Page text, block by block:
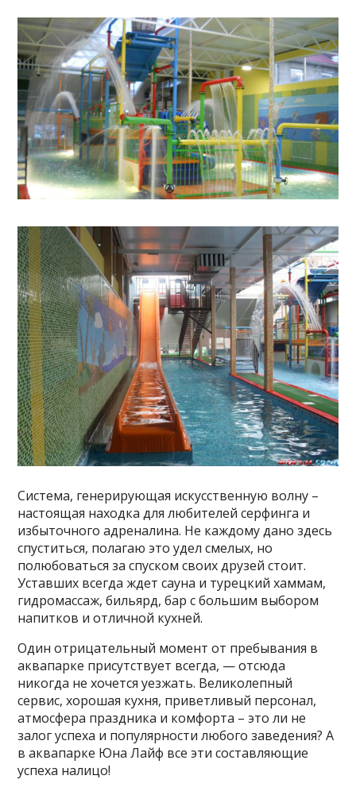
Система, генерирующая искусственную волну –
настоящая находка для любителей серфинга и
избыточного адреналина. Не каждому дано здесь
спуститься, полагаю это удел смелых, но
полюбоваться за спуском своих друзей стоит.
Уставших всегда ждет сауна и турецкий хаммам,
гидромассаж, бильярд, бар с большим выбором
напитков и отличной кухней.
Один отрицательный момент от пребывания в
аквапарке присутствует всегда, — отсюда
никогда не хочется уезжать. Великолепный
сервис, хорошая кухня, приветливый персонал,
атмосфера праздника и комфорта – это ли не
залог успеха и популярности любого заведения? А
в аквапарке Юна Лайф все эти составляющие
успеха налицо!